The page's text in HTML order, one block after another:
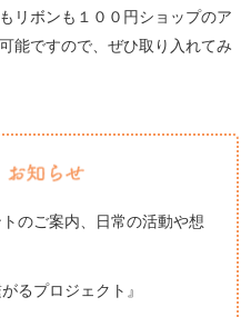
リボンも１００円ショップのア
能ですので、ぜひ取り入れてみ
のご案内、日常の活動や想
るプロジェクト』